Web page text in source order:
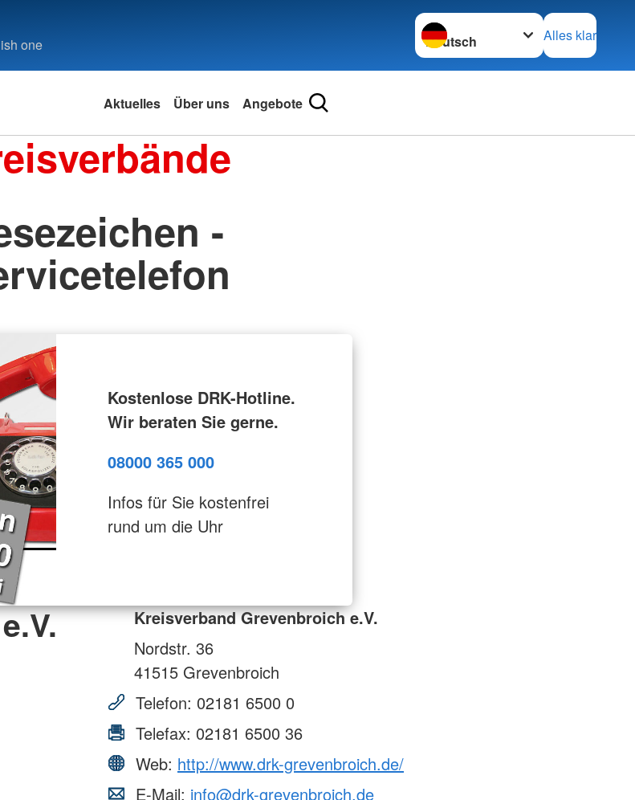
one
Sprache wechseln zu
Alles klar
Aktuelles Über uns Angebote
-
Kostenlose DRK-Hotline.
Wir beraten Sie gerne.
08000 365 000
Infos für Sie kostenfrei
rund um die Uhr
Kreisverband Grevenbroich e.V.
Nordstr. 36
41515 Grevenbroich
Telefon: 02181 6500 0
Telefax: 02181 6500 36
Web: http://www.drk-grevenbroich.de/
E-Mail: info@drk-grevenbroich.de